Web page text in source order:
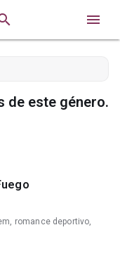

de este género.
romance deportivo,